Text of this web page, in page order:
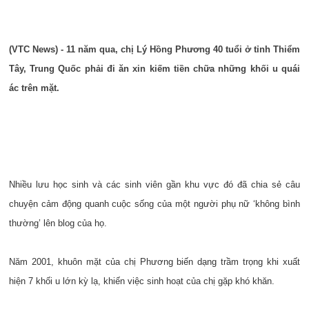
(VTC News) - 11 năm qua, chị Lý Hồng Phương 40 tuổi ở tỉnh Thiểm
Tây, Trung Quốc phải đi ăn xin kiếm tiền chữa những khối u quái
ác trên mặt.
Nhiều lưu học sinh và các sinh viên gần khu vực đó đã chia sẻ câu
chuyện cảm động quanh cuộc sống của một người phụ nữ ‘không bình
thường’ lên blog của họ.
Năm 2001, khuôn mặt của chị Phương biến dạng trầm trọng khi xuất
hiện 7 khối u lớn kỳ lạ, khiến việc sinh hoạt của chị gặp khó khăn.